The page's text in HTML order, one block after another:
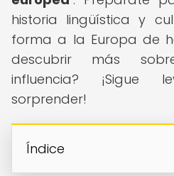
historia lingüística y
forma a la Europa de
descubrir más
influencia? ¡Sigue
sorprender!
Índice